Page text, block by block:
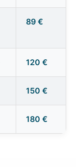
89 €
120 €
150 €
180 €